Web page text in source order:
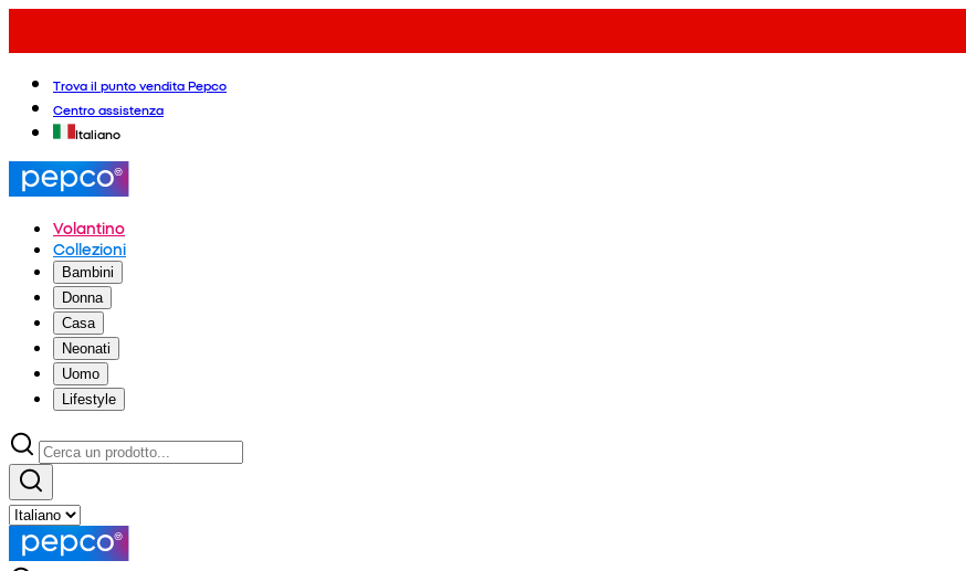
Trova il punto vendita Pepco
Centro assistenza
Italiano
Volantino
Collezioni
Bambini
Donna
Casa
Neonati
Uomo
Lifestyle